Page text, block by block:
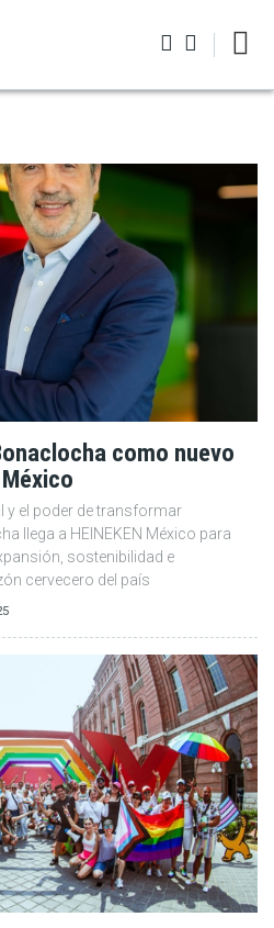
como nuevo
México
y el poder de transformar
llega a HEINEKEN México para
sostenibilidad e
cervecero del país